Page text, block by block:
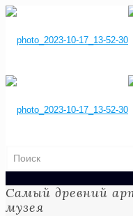
Самый древний
музея